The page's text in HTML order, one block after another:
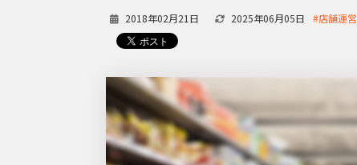
タッチパネル式カスタマー
ディスプレイ
外部サービス連携
アウトドア・釣具
サービス
サロン
2018年02月21日 2025年06月05日 #店舗運営